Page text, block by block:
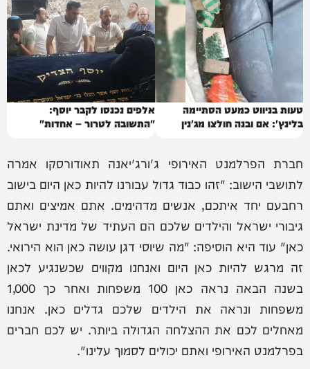
טעות בניווט כמעט הסתיימה
בלינץ': אם ובנה חולצו מג'נין
אלפים נכנסו לקבר יוסף:
"התשובה לטרור – אחדות"
חברת הפרלמנט האירופי ג'ורג'יאנה תאודורסקו אמרה
לתושבי הישוב: "זהו כבוד גדול עבורנו להיות כאן היום בישוב
רחבעם יחד איתכם, אנשים מדהימים. אתם אמיצים ואתם
גיבורי ישראל והילדים שלכם הם העתיד של מדינת ישראל
כאן" עוד היא הוסיפה: "מה שיוסי דגן עושה כאן הוא הירואי.
זה מרגש להיות כאן היום ואנחנו מקווים שכשנגיע לכאן
בשנה הבאה נראה כאן 100 משפחות ואחר כך 1,000
משפחות ונראה את הילדים שלכם גדלים כאן. אנחנו
מאחלים לכם את ההצלחה הגדולה ביותר. יש לכם חברים
בפרלמנט האירופי ואתם יכולים לסמוך עלינו".